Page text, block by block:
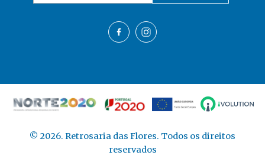
© 2026. Retrosaria das Flores. Todos os direitos
reservados